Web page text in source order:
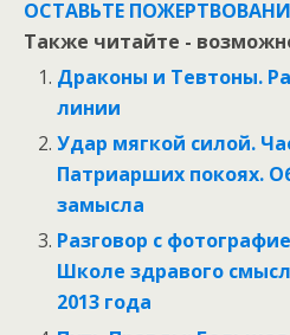
ОСТАВЬТЕ
Также читайте -
Драконы и Тевтоны.
линии
Удар мягкой силой.
Патриарших покоях.
замысла
Разговор с
Школе здравого
2013 года